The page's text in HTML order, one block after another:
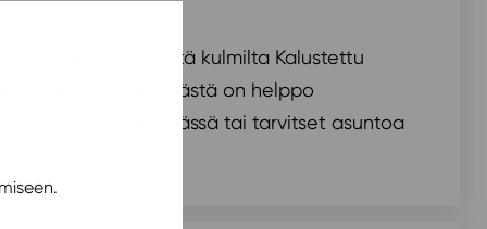
siisteimmiltä kulmilta Kalustettu
ylioppilaskylästä on helppo
kesätöissä Jyväskylässä tai tarvitset asuntoa